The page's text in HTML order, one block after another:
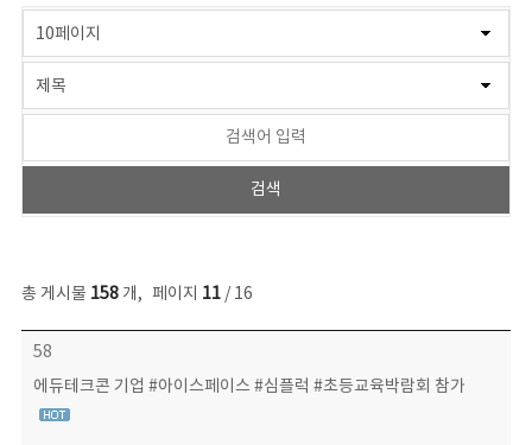
총 게시물 158개, 페이지 11/ 16
콘텐츠이슈 목록 - 번호, 제목, 작성자, 파일, 조회수, 작성일 정보 제공
58
에듀테크콘 기업 #아이스페이스 #심플럭 #초등교육박람회 참가